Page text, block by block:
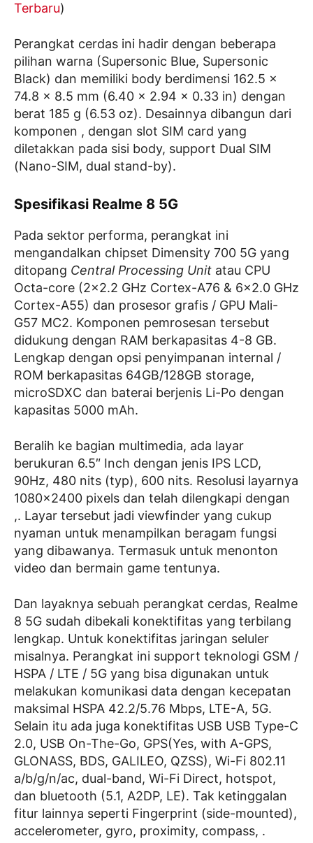
Terbaru)
Perangkat cerdas ini hadir dengan beberapa
pilihan warna (Supersonic Blue, Supersonic
Black) dan memiliki body berdimensi 162.5 x
74.8 x 8.5 mm (6.40 x 2.94 x 0.33 in) dengan
berat 185 g (6.53 oz). Desainnya dibangun dari
komponen , dengan slot SIM card yang
diletakkan pada sisi body, support Dual SIM
(Nano-SIM, dual stand-by).
Spesifikasi Realme 8 5G
Pada sektor performa, perangkat ini
mengandalkan chipset Dimensity 700 5G yang
ditopang Central Processing Unit atau CPU
Octa-core (2×2.2 GHz Cortex-A76 & 6×2.0 GHz
Cortex-A55) dan prosesor grafis / GPU Mali-
G57 MC2. Komponen pemrosesan tersebut
didukung dengan RAM berkapasitas 4-8 GB.
Lengkap dengan opsi penyimpanan internal /
ROM berkapasitas 64GB/128GB storage,
microSDXC dan baterai berjenis Li-Po dengan
kapasitas 5000 mAh.
Beralih ke bagian multimedia, ada layar
berukuran 6.5″ Inch dengan jenis IPS LCD,
90Hz, 480 nits (typ), 600 nits. Resolusi layarnya
1080×2400 pixels dan telah dilengkapi dengan
,. Layar tersebut jadi viewfinder yang cukup
nyaman untuk menampilkan beragam fungsi
yang dibawanya. Termasuk untuk menonton
video dan bermain game tentunya.
Dan layaknya sebuah perangkat cerdas, Realme
8 5G sudah dibekali konektifitas yang terbilang
lengkap. Untuk konektifitas jaringan seluler
misalnya. Perangkat ini support teknologi GSM /
HSPA / LTE / 5G yang bisa digunakan untuk
melakukan komunikasi data dengan kecepatan
maksimal HSPA 42.2/5.76 Mbps, LTE-A, 5G.
Selain itu ada juga konektifitas USB USB Type-C
2.0, USB On-The-Go, GPS(Yes, with A-GPS,
GLONASS, BDS, GALILEO, QZSS), Wi-Fi 802.11
a/b/g/n/ac, dual-band, Wi-Fi Direct, hotspot,
dan bluetooth (5.1, A2DP, LE). Tak ketinggalan
fitur lainnya seperti Fingerprint (side-mounted),
accelerometer, gyro, proximity, compass, .